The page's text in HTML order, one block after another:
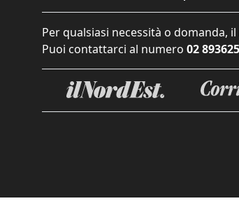
Per qualsiasi necessità o domanda,
Puoi contattarci al numero 02